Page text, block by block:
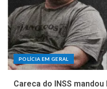
POLÍCIA EM GERAL
Careca do INSS